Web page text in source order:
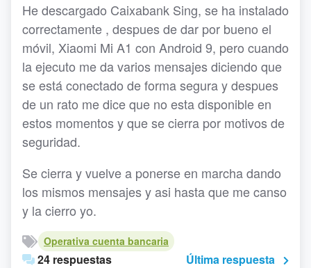
He descargado Caixabank Sing, se ha instalado
correctamente , despues de dar por bueno el
móvil, Xiaomi Mi A1 con Android 9, pero cuando
la ejecuto me da varios mensajes diciendo que
se está conectado de forma segura y despues
de un rato me dice que no esta disponible en
estos momentos y que se cierra por motivos de
seguridad.
Se cierra y vuelve a ponerse en marcha dando
los mismos mensajes y asi hasta que me canso
y la cierro yo.
Operativa cuenta bancaria
24 respuestas Última respuesta